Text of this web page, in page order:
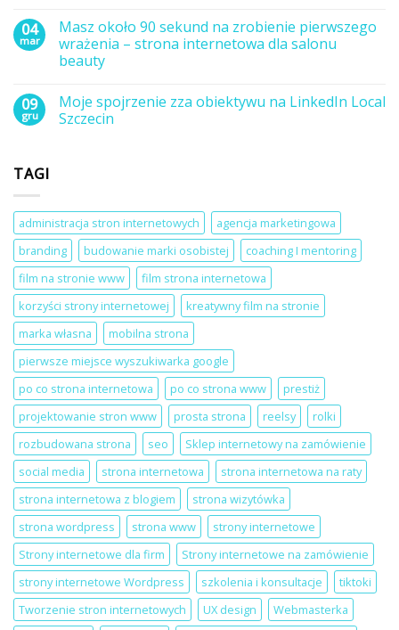
zadania
technologii?
stworzenia
pierwszej
strony
internetowej
do
Jak
zacząć
sprzedawać
produkty
kursy
za
04
mar
Masz około 90 sekund na zrobienie pierwszego
wrażenia – strona internetowa dla salonu
beauty
do
Masz
około
strona
internetowa
dla
salonu
beauty
09
gru
Moje spojrzenie zza obiektywu na LinkedIn Local
Szczecin
na
LinkedIn
Local
Szczecin
TAGI
administracja stron internetowych
agencja marketingowa
branding
budowanie marki osobistej
coaching I mentoring
film na stronie www
film strona internetowa
korzyści strony internetowej
kreatywny film na stronie
marka własna
mobilna strona
pierwsze miejsce wyszukiwarka google
po co strona internetowa
po co strona www
prestiż
projektowanie stron www
prosta strona reelsy
rolki
rozbudowana strona
seo
Sklep internetowy na zamówienie
social media
strona internetowa
strona internetowa na raty
strona internetowa z blogiem
strona wizytówka
strona wordpress
strona www
strony internetowe
Strony internetowe dla firm
Strony internetowe na zamówienie
strony internetowe Wordpress
szkolenia i konsultacje
tiktoki
Tworzenie stron internetowych
UX design
Webmasterka